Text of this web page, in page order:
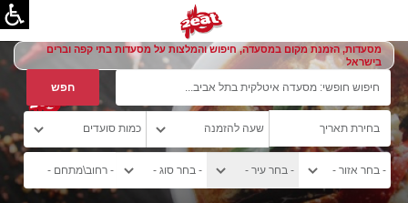
מסעדות, הזמנת מקום במסעדה, חיפוש והמלצות על מסעדות בתי קפה וברים
בישראל